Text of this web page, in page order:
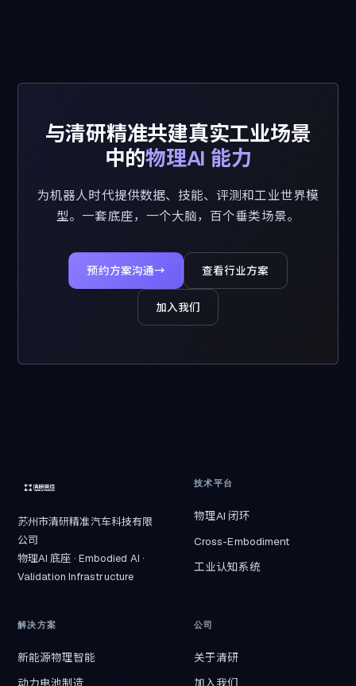
与清研精准共建真实工业场景
中的物理AI 能力
为机器人时代提供数据、技能、评测和工业世界模
型。一套底座，一个大脑，百个垂类场景。
预约方案沟通→ 查看行业方案
加入我们
苏州市清研精准汽车科技有限
公司
物理AI 底座 · Embodied AI ·
Validation Infrastructure
技术平台
物理AI 闭环
Cross-Embodiment
工业认知系统
解决方案
新能源物理智能
动力电池制造
公司
关于清研
加入我们